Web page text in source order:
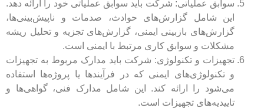
سوابق عملیاتی: شرکت باید سوابق عملیاتی خود را ارائه دهد.
این شامل گزارش‌های حوادث، صدمات و ناپیش‌بینی‌ها،
گزارش‌های بازبینی ایمنی، گزارش‌های تجزیه و تحلیل ریشه
مشکلات و سوابق کاری مرتبط با ایمنی است.
تجهیزات و تکنولوژی: شرکت باید مدارک مربوط به تجهیزات
و تکنولوژی‌های ایمنی که در فرآیندها یا پروژه‌ها استفاده
می‌شود را ارائه کند. این شامل مدارک فنی، گواهی‌ها و
تاییدیه‌های تجهیزات است.